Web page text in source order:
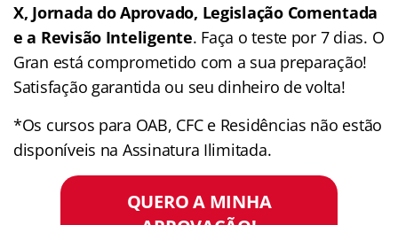
X, Jornada do Aprovado, Legislação Comentada
e a Revisão Inteligente. Faça o teste por 7 dias. O
Gran está comprometido com a sua preparação!
Satisfação garantida ou seu dinheiro de volta!
*Os cursos para OAB, CFC e Residências não estão
disponíveis na Assinatura Ilimitada.
QUERO A MINHA